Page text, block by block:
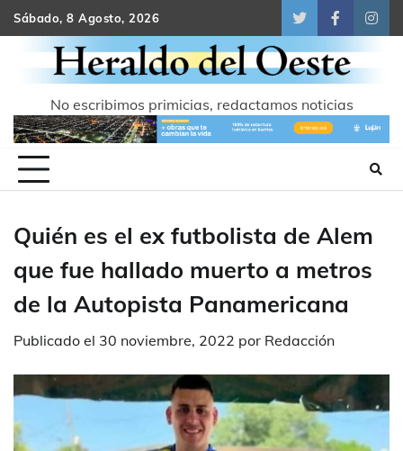
Skip
to
content
Sábado, 8 Agosto, 2026
TwitterFacebook
No escribimos primicias, redactamos noticias
Quién es el ex futbolista de Alem
que fue hallado muerto a metros
de la Autopista Panamericana
Publicado el 30 noviembre, 2022 por Redacción